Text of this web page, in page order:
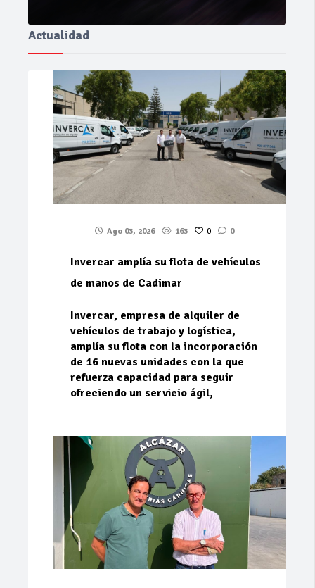
Actualidad
Ago 03, 2026 163 0 0
Invercar amplía su flota de vehículos
de manos de Cadimar
Invercar, empresa de alquiler de
vehículos de trabajo y logística,
amplía su flota con la incorporación
de 16 nuevas unidades con la que
refuerza capacidad para seguir
ofreciendo un servicio ágil,